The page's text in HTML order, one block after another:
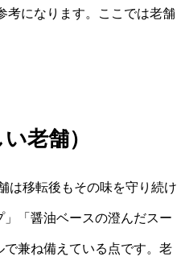
考になります。ここでは老舗
老舗）
は移転後もその味を守り続け
「醤油ベースの澄んだスー
兼ね備えている点です。老